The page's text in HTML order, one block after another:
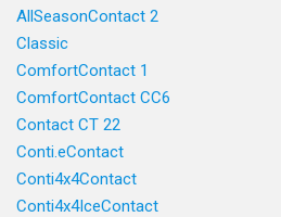
AllSeasonContact 2
Classic
ComfortContact 1
ComfortContact CC6
Contact CT 22
Conti.eContact
Conti4x4Contact
Conti4x4IceContact